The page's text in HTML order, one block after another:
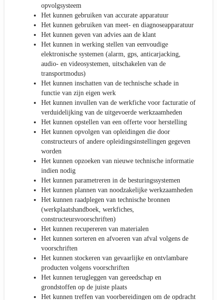
opvolgsysteem
Het kunnen gebruiken van accurate apparatuur
Het kunnen gebruiken van meet- en diagnoseapparatuur
Het kunnen geven van advies aan de klant
Het kunnen in werking stellen van eenvoudige
elektronische systemen (alarm, gps, anticarjacking,
audio- en videosystemen, uitschakelen van de
transportmodus)
Het kunnen inschatten van de technische schade in
functie van zijn eigen werk
Het kunnen invullen van de werkfiche voor facturatie of
verduidelijking van de uitgevoerde werkzaamheden
Het kunnen opstellen van een offerte voor herstelling
Het kunnen opvolgen van opleidingen die door
constructeurs of andere opleidingsinstellingen gegeven
worden
Het kunnen opzoeken van nieuwe technische informatie
indien nodig
Het kunnen parametreren in de besturingssystemen
Het kunnen plannen van noodzakelijke werkzaamheden
Het kunnen raadplegen van technische bronnen
(werkplaatshandboek, werkfiches,
constructeursvoorschriften)
Het kunnen recupereren van materialen
Het kunnen sorteren en afvoeren van afval volgens de
voorschriften
Het kunnen stockeren van gevaarlijke en ontvlambare
producten volgens voorschriften
Het kunnen terugleggen van gereedschap en
grondstoffen op de juiste plaats
Het kunnen treffen van voorbereidingen om de opdracht